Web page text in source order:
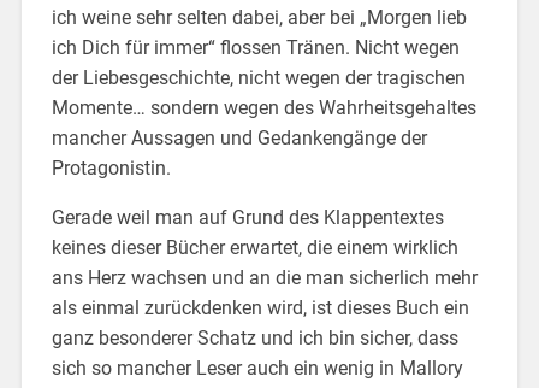
ich weine sehr selten dabei, aber bei „Morgen lieb
ich Dich für immer“ flossen Tränen. Nicht wegen
der Liebesgeschichte, nicht wegen der tragischen
Momente… sondern wegen des Wahrheitsgehaltes
mancher Aussagen und Gedankengänge der
Protagonistin.
Gerade weil man auf Grund des Klappentextes
keines dieser Bücher erwartet, die einem wirklich
ans Herz wachsen und an die man sicherlich mehr
als einmal zurückdenken wird, ist dieses Buch ein
ganz besonderer Schatz und ich bin sicher, dass
sich so mancher Leser auch ein wenig in Mallory